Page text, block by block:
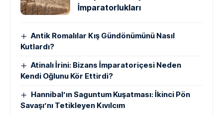
İmparatorlukları
Antik Romalılar Kış Gündönümünü Nasıl
Kutlardı?
Atinalı İrini: Bizans İmparatoriçesi Neden
Kendi Oğlunu Kör Ettirdi?
Hannibal’ın Saguntum Kuşatması: İkinci Pön
Savaşı’nı Tetikleyen Kıvılcım